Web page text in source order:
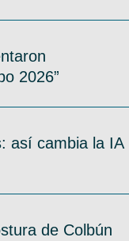
2026”
así cambia la IA
de Colbún